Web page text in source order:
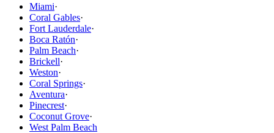
Miami·
Coral Gables·
Fort Lauderdale·
Boca Ratón·
Palm Beach·
Brickell·
Weston·
Coral Springs·
Aventura·
Pinecrest·
Coconut Grove·
West Palm Beach